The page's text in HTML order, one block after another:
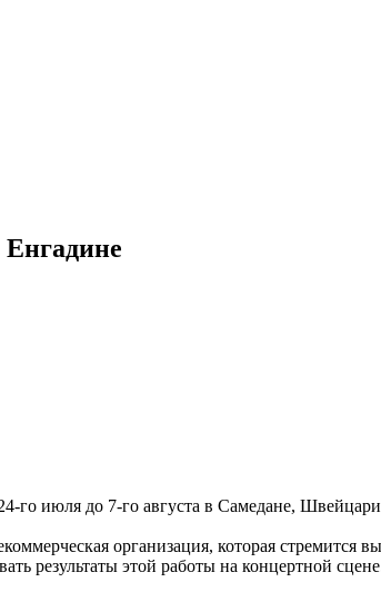
го июля до 7-го августа в Самедане,
организация, которая стремится
результаты этой работы на концертной